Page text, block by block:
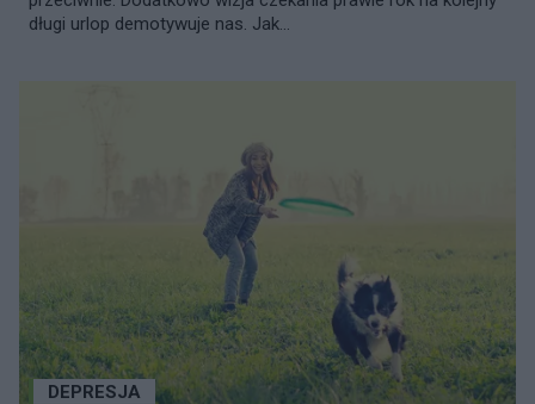
długi urlop demotywuje nas. Jak...
DEPRESJA